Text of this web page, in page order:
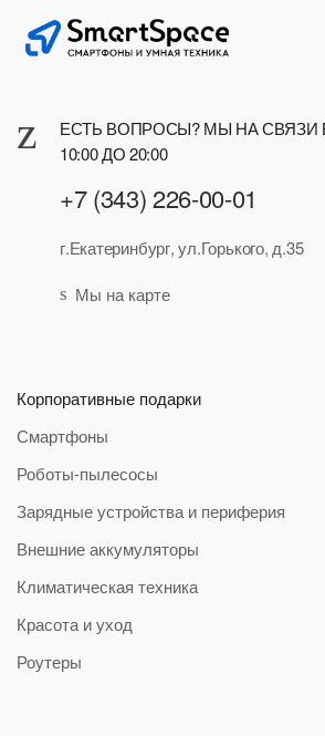
ЕСТЬ ВОПРОСЫ? МЫ НА
10:00 ДО 20:00
+7 (343) 226-00-01
г.Екатеринбург, ул.Горького, д.35
Мы на карте
Корпоративные подарки
Смартфоны
Роботы-пылесосы
Зарядные устройства и периферия
Внешние аккумуляторы
Климатическая техника
Красота и уход
Роутеры